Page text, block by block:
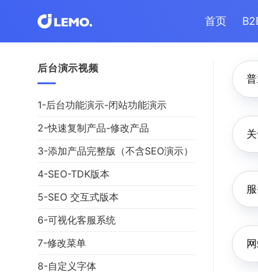
首页
后台演示视频
1-后台功能演示-闭站功能演示
2-快速复制产品-修改产品
3-添加产品完整版（不含SEO演示）
4-SEO-TDK版本
5-SEO 交互式版本
6-可视化客服系统
7-修改菜单
8-自定义字体